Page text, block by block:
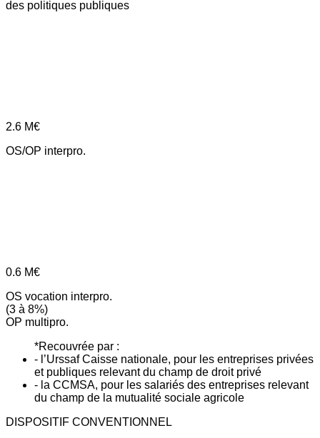
des politiques publiques
2.6 M€
OS/OP interpro.
0.6 M€
OS vocation interpro.
(3 à 8%)
OP multipro.
*Recouvrée par :
- l’Urssaf Caisse nationale, pour les entreprises privées
et publiques relevant du champ de droit privé
- la CCMSA, pour les salariés des entreprises relevant
du champ de la mutualité sociale agricole
DISPOSITIF CONVENTIONNEL